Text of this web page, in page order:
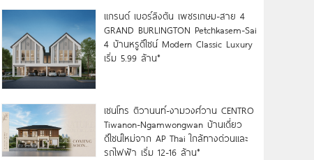
แกรนด์ เบอร์ลิงตัน เพชรเกษม-สาย 4
GRAND BURLINGTON Petchkasem-Sai
4 บ้านหรูดีไซน์ Modern Classic Luxury
เริ่ม 5.99 ล้าน*
เซนโทร ติวานนท์-งามวงศ์วาน CENTRO
Tiwanon-Ngamwongwan บ้านเดี่ยว
ดีไซน์ใหม่จาก AP Thai ใกล้ทางด่วนและ
รถไฟฟ้า เริ่ม 12-16 ล้าน*